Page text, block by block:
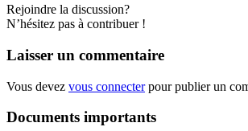
Rejoindre la discussion?
N’hésitez pas à contribuer !
Laisser un commentaire
Vous devez vous connecterpour publier un
Documents importants